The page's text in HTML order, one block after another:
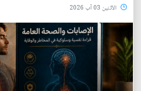
الأثنين 03 آب 2026